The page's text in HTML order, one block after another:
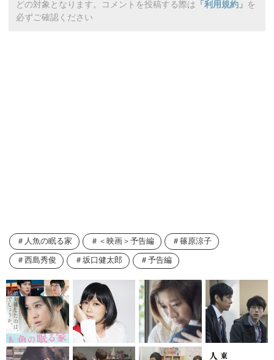
どの対象となります。コメントを投稿する際は 「利用規約」 を
必ずご確認ください
人魚の眠る家 ＜映画＞予告編 篠原涼子
西島秀俊 坂口健太郎 予告編